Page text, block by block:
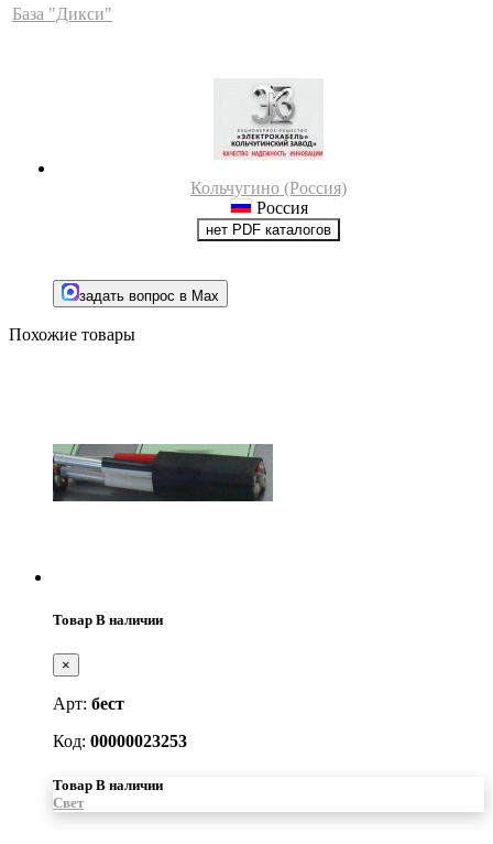
База "Дикси"
Кольчугино (Россия)
Россия
нет PDF каталогов
задать вопрос в Max
Похожие товары
Товар В наличии
×
Арт: бест
Код: 00000023253
Товар В наличии
Свет